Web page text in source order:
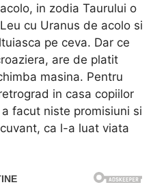
in zodia Taurului o
cu Uranus de acolo si
pe ceva. Dar ce
are de platit
masina. Pentru
in casa copiilor
facut niste promisiuni si
ca l-a luat viata